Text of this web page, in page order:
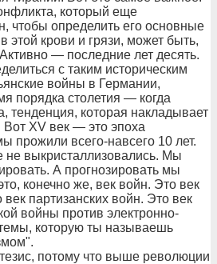
который еще
чтобы определить его основные
крови и грязи, может быть,
— последние лет десять.
с таким историческим
войны в Германии,
порядка столетия — когда
тенденция, которая накладывает
Вот XV век — это эпоха
прожили всего-навсего 10 лет.
не выкристаллизовались. Мы
А прогнозировать мы
конечно же, век войн. Это век
партизанских войн. Это век
войны против электронно-
которую ты называешь
потому что выше революции